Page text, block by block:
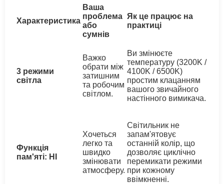
Характеристика
Ваша
проблема
або
сумнів
Як це працює на
практиці
3 режими
світла
Важко
обрати між
затишним
та робочим
світлом.
Ви змінюєте
температуру (3200K /
4100K / 6500K)
простим клацанням
вашого звичайного
настінного вимикача.
Функція
пам'яті: НІ
Хочеться
легко та
швидко
змінювати
атмосферу.
Світильник не
запам'ятовує
останній колір, що
дозволяє циклічно
перемикати режими
при кожному
ввімкненні.